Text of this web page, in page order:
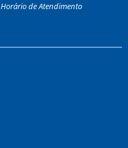
Horário de Atendimento